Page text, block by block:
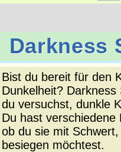
Darkness
Bist du bereit für den
Dunkelheit?
du versuchst, dunkle
Du hast verschiedene
ob du sie mit
besiegen möchtest.